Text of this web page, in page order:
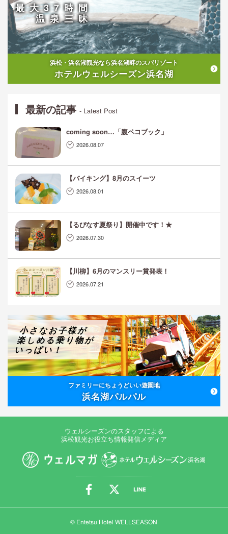
最大37時間
温泉三昧
浜松・浜名湖観光なら浜名湖畔のスパリゾート
ホテルウェルシーズン浜名湖
最新の記事- Latest Post
coming soon…「腹ペコブック」
2026.08.07
【バイキング】8月のスイーツ
2026.08.01
【るぴなす夏祭り】開催中です！★
2026.07.30
【川柳】6月のマンスリー賞発表！
2026.07.21
小さなお子様が
楽しめる乗り物が
いっぱい！
ファミリーにちょうどいい遊園地
浜名湖パルパル
ウェルシーズンのスタッフによる
浜松観光お役立ち情報発信メディア
© Entetsu Hotel WELLSEASON